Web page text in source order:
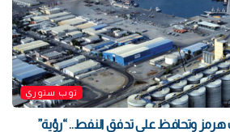
توب ستوري
هرمز وتحافظ على تدفق النفط.. “رؤية”